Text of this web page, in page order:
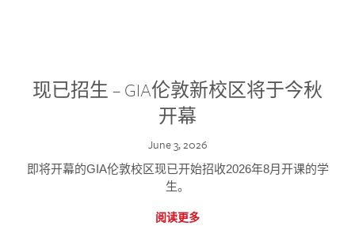
现已招生 – GIA伦敦新校区将于今秋
开幕
June 3, 2026
即将开幕的GIA伦敦校区现已开始招收2026年8月开课的学
生。
阅读更多